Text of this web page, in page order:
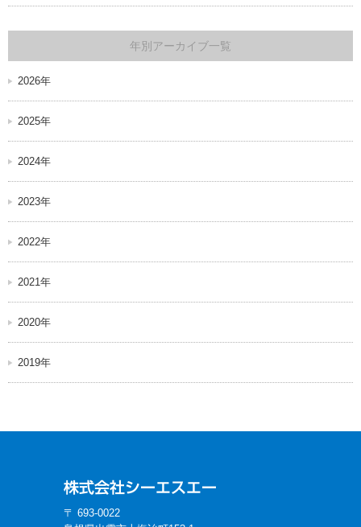
年別アーカイブ一覧
2026年
2025年
2024年
2023年
2022年
2021年
2020年
2019年
〒 693-0022